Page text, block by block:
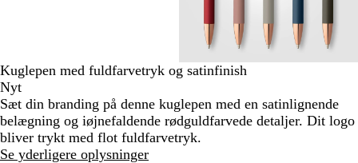
at
og
piletasterne
til
Kuglepen med fuldfarvetryk og satinfinish
Nyt
Sæt din branding på denne kuglepen med en satinlignende
belægning og iøjnefaldende rødguldfarvede detaljer. Dit logo
bliver trykt med flot fuldfarvetryk.
Se yderligere oplysninger